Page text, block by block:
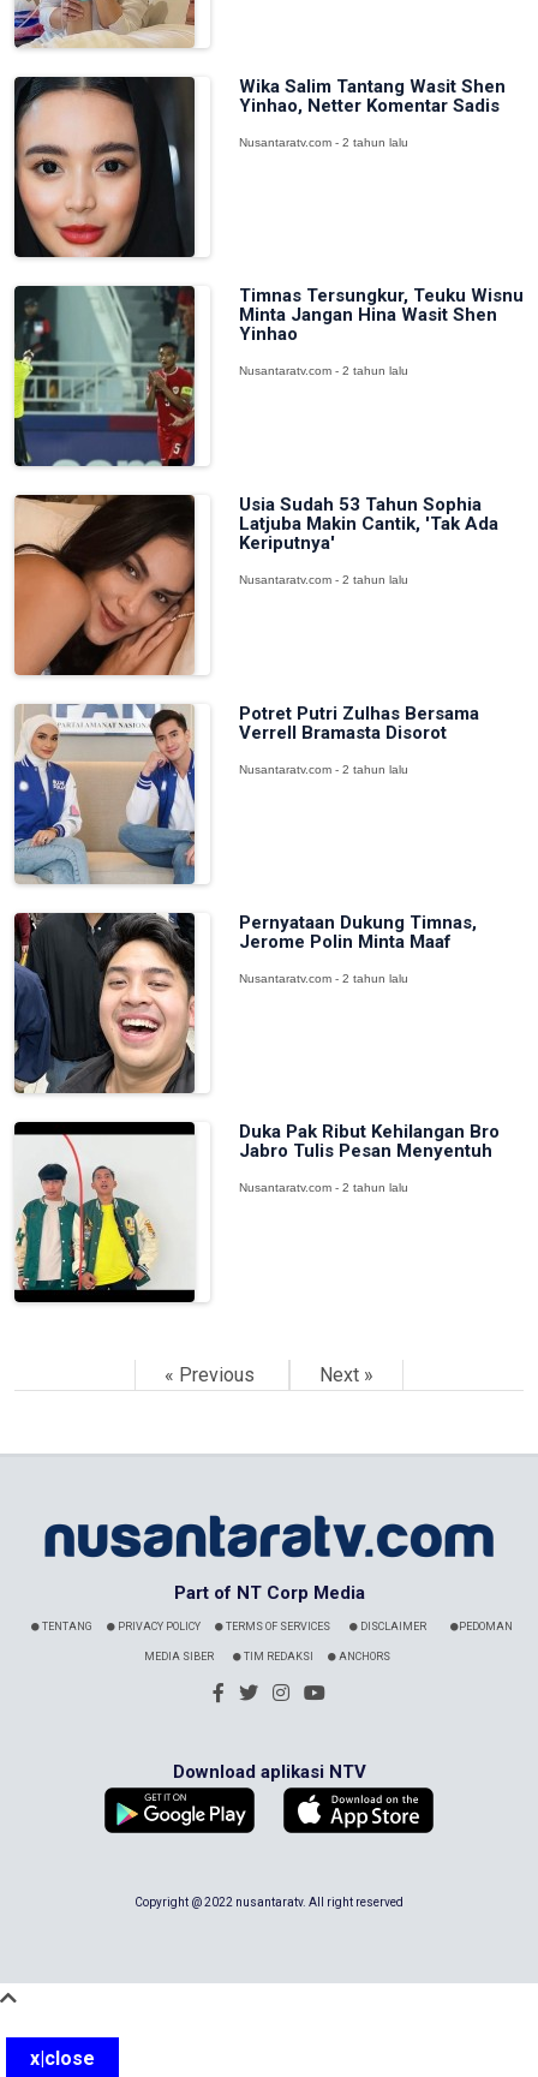
Wika Salim Tantang Wasit Shen
Yinhao, Netter Komentar Sadis
Nusantaratv.com - 2 tahun lalu
Timnas Tersungkur, Teuku Wisnu
Minta Jangan Hina Wasit Shen
Yinhao
Nusantaratv.com - 2 tahun lalu
Usia Sudah 53 Tahun Sophia
Latjuba Makin Cantik, 'Tak Ada
Keriputnya'
Nusantaratv.com - 2 tahun lalu
Potret Putri Zulhas Bersama
Verrell Bramasta Disorot
Nusantaratv.com - 2 tahun lalu
Pernyataan Dukung Timnas,
Jerome Polin Minta Maaf
Nusantaratv.com - 2 tahun lalu
Duka Pak Ribut Kehilangan Bro
Jabro Tulis Pesan Menyentuh
Nusantaratv.com - 2 tahun lalu
« Previous Next »
Part of NT Corp Media
TENTANG PRIVACY POLICY TERMS OF SERVICES DISCLAIMER PEDOMAN
MEDIA SIBER TIM REDAKSI ANCHORS
Download aplikasi NTV
Copyright @ 2022 nusantaratv. All right reserved
x|close